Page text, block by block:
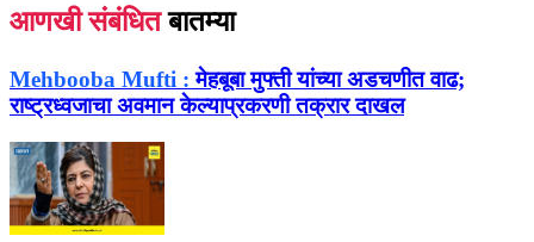
आणखी संबंधित बातम्या
Mehbooba Mufti : मेहबूबा मुफ्ती यांच्या अडचणीत वाढ;
राष्ट्रध्वजाचा अवमान केल्याप्रकरणी तक्रार दाखल